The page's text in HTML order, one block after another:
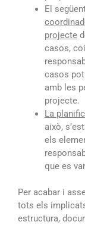
El
projecte
casos,
casos
amb les
projecte.
La
això,
els
que es
Per acabar i
tots els
estructura,